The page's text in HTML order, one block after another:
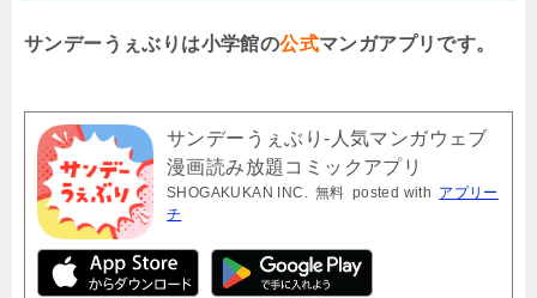
サンデーうぇぶりは小学館の公式マンガアプリです。
サンデーうぇぶり-人気マンガウェブ
漫画読み放題コミックアプリ
SHOGAKUKAN INC. 無料 posted with アプリー
チ